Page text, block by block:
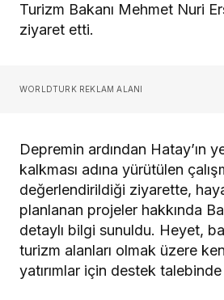
Turizm Bakanı Mehmet Nuri
ziyaret etti.
WORLDTURK REKLAM ALANI
Depremin ardından Hatay’ın
kalkması adına yürütülen
değerlendirildiği ziyarette,
planlanan projeler hakkında
detaylı bilgi sunuldu. Heyet,
turizm alanları olmak üzere
yatırımlar için destek